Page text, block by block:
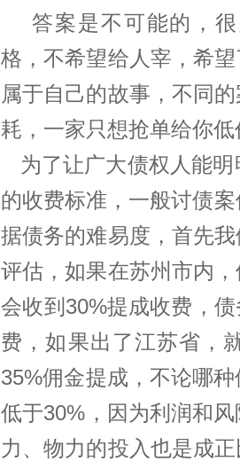
答案是不可能的，很
格，不希望给人宰，希
属于自己的故事，不同
耗，一家只想抢单给你低
为了让广大债权人能明
的收费标准，一般讨债
据债务的难易度，首先
评估，如果在苏州市内
会收到30%提成收费，
费，如果出了江苏省，
35%佣金提成，不论哪
低于30%，因为利润和
力、物力的投入也是成